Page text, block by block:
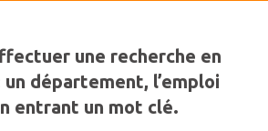
une recherche en
département, l’emploi
entrant un mot clé.